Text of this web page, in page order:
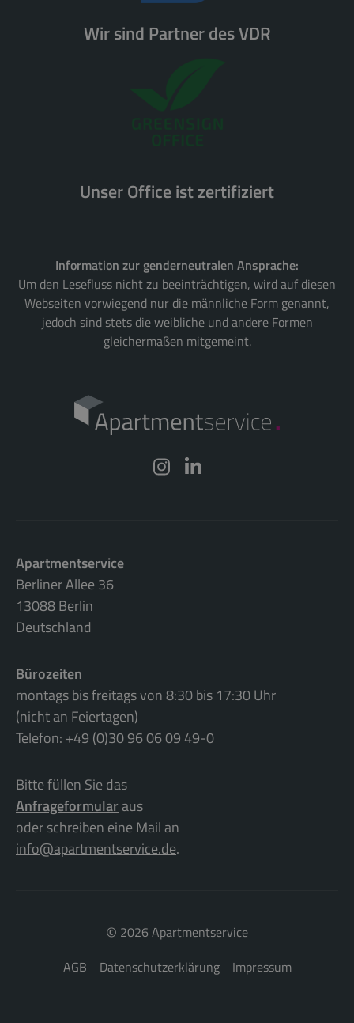
Wir sind Partner des VDR
Unser Office ist zertifiziert
Information zur genderneutralen Ansprache:
Um den Lesefluss nicht zu beeinträchtigen, wird auf diesen
Webseiten vorwiegend nur die männliche Form genannt,
jedoch sind stets die weibliche und andere Formen
gleichermaßen mitgemeint.
Apartmentservice
Berliner Allee 36
13088 Berlin
Deutschland
Bürozeiten
montags bis freitags von 8:30 bis 17:30 Uhr
(nicht an Feiertagen)
Telefon: +49 (0)30 96 06 09 49-0
Bitte füllen Sie das
Anfrageformularaus
oder schreiben eine Mail an
info@apartmentservice.de.
© 2026 Apartmentservice
AGB
Datenschutzerklärung Impressum